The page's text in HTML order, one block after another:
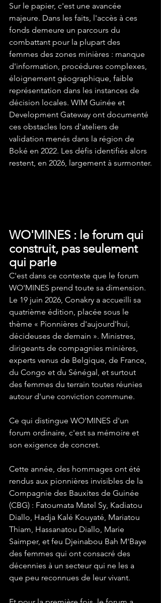
Sur le papier, c'est une avancée
majeure. Dans les faits, l'accès à ces
fonds demeure un parcours du
combattant pour la plupart des
femmes des zones minières : manque
d'information, procédures complexes,
éloignement géographique, faible
représentation dans les instances de
décision locales. WIM Guinée et
Development Gateway ont documenté
ces obstacles lors d'ateliers de
validation menés dans la région de
Boké en 2022. Les défis identifiés alors
restent, en 2026, largement à surmonter.
WO'MINES : le forum qui
construit, pas seulement
qui parle
C'est dans ce contexte que le forum
WO'MINES prend toute sa dimension.
Le 19 juin 2026, Conakry a accueilli sa
quatrième édition, placée sous le
thème « Pionnières d'aujourd'hui,
décideuses de demain ». Ministres,
dirigeants de compagnies minières,
experts venus de Belgique, de France,
du Congo et du Sénégal, et surtout
des femmes du terrain toutes réunies
autour d'une conviction commune.
Ce qui distingue WO'MINES d'un
forum ordinaire, c'est sa mémoire et
son exigence de concret.
Cette année, des hommages ont été
rendus aux pionnières invisibles de la
Compagnie des Bauxites de Guinée
(CBG) : Fatoumata Matel Sy, Kadiatou
Diallo, Hadja Kalé Kouyaté, Mariatou
Thiam, Hassanatou Diallo, Marie
Saimper, et feu Djeinabou Bah M'Baye
des femmes qui ont consacré des
décennies à un secteur qui ne les a
que peu reconnues de leur vivant.